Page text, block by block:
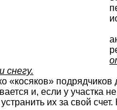
снегу.
подрядчиков
и, если у участка
их за свой